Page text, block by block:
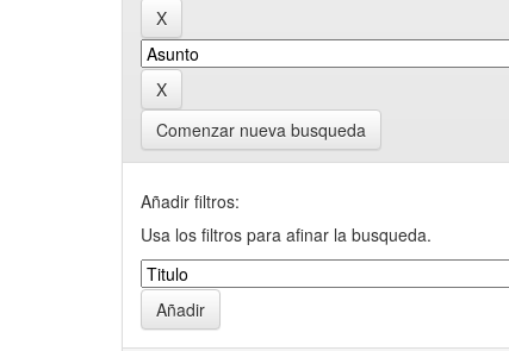
Comenzar nueva busqueda
Añadir filtros:
Usa los filtros para afinar la busqueda.